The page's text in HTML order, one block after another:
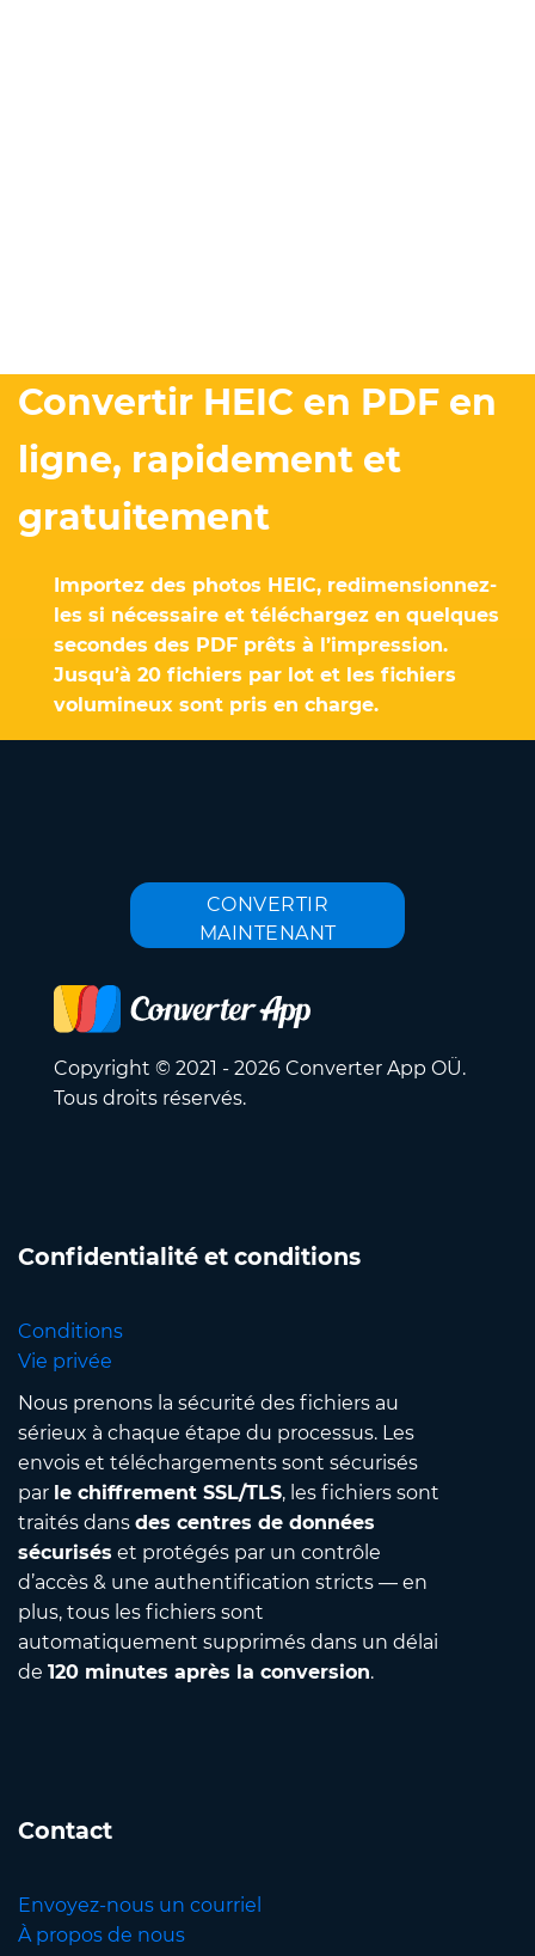
Convertir HEIC en PDF en
ligne, rapidement et
gratuitement
Importez des photos HEIC, redimensionnez-
les si nécessaire et téléchargez en quelques
secondes des PDF prêts à l’impression.
Jusqu’à 20 fichiers par lot et les fichiers
volumineux sont pris en charge.
CONVERTIR
MAINTENANT
Copyright © 2021 - 2026 Converter App OÜ.
Tous droits réservés.
Confidentialité et conditions
Conditions
Vie privée
Nous prenons la sécurité des fichiers au
sérieux à chaque étape du processus. Les
envois et téléchargements sont sécurisés
par le chiffrement SSL/TLS, les fichiers sont
traités dans des centres de données
sécurisés et protégés par un contrôle
d’accès & une authentification stricts — en
plus, tous les fichiers sont
automatiquement supprimés dans un délai
de 120 minutes après la conversion.
Contact
Envoyez-nous un courriel
À propos de nous